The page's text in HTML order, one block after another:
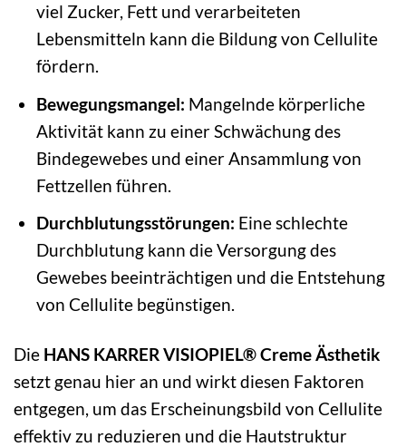
viel Zucker, Fett und verarbeiteten
Lebensmitteln kann die Bildung von Cellulite
fördern.
Bewegungsmangel: Mangelnde körperliche
Aktivität kann zu einer Schwächung des
Bindegewebes und einer Ansammlung von
Fettzellen führen.
Durchblutungsstörungen: Eine schlechte
Durchblutung kann die Versorgung des
Gewebes beeinträchtigen und die Entstehung
von Cellulite begünstigen.
Die HANS KARRER VISIOPIEL® Creme Ästhetik
setzt genau hier an und wirkt diesen Faktoren
entgegen, um das Erscheinungsbild von Cellulite
effektiv zu reduzieren und die Hautstruktur